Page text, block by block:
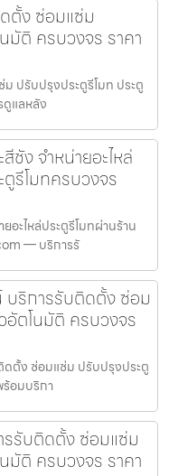
ตั้ง ซ่อมแซ่ม
มัติ ครบวงจร ราคา
ปรับปรุงประตูรีโมท ประตู
แลหลัง
ชัง จำหน่ายอะไหล่
ตูรีโมทครบวงจร
อะไหล่ประตูรีโมทผ่านร้าน
— บริการรั
บริการรับติดตั้ง ซ่อม
อัตโนมัติ ครบวงจร
ตั้ง ซ่อมแซ่ม ปรับปรุงประตู
อมบริกา
รับติดตั้ง ซ่อมแซ่ม
มัติ ครบวงจร ราคา